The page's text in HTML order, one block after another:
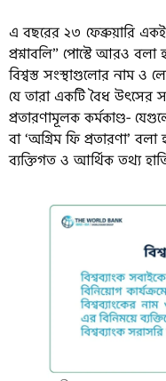
এ বছরের ২৩ ফেব্রুয়ারি
প্রশ্নাবলি” পোস্টে আরও বলা
বিশ্বস্ত সংস্থাগুলোর নাম ও
যে তারা একটি বৈধ উৎসের
প্রতারণামূলক কর্মকাণ্ড-
বা ‘অগ্রিম ফি প্রতারণা’
ব্যক্তিগত ও আর্থিক তথ্য